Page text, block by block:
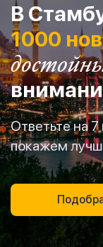
В
1000
Ответьте на
покажем